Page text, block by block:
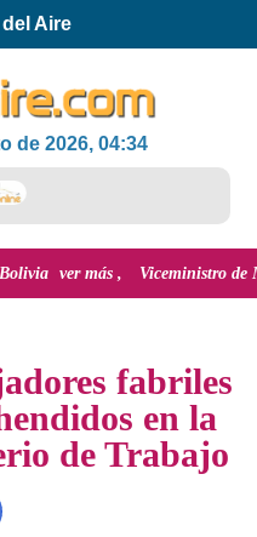
Aire
de 2026, 04:34
ver más Viceministro de Medio
fabriles
en la
de Trabajo